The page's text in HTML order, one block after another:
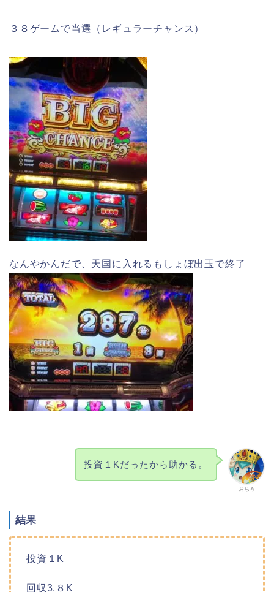
３８ゲームで当選（レギュラーチャンス）
なんやかんだで、天国に入れるもしょぼ出玉で終了
おちろ
投資１Kだったから助かる。
結果
投資１K
回収3.８K